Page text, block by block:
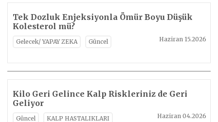
Tek Dozluk Enjeksiyonla Ömür Boyu Düşük
Kolesterol mü?
Gelecek/ YAPAY ZEKA Güncel Haziran 15.2026
Kilo Geri Gelince Kalp Riskleriniz de Geri
Geliyor
Güncel KALP HASTALIKLARI Haziran 04.2026